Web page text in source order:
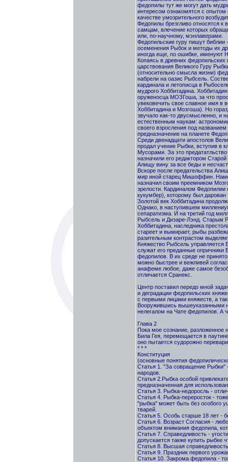
федопилы тут же могут дать
интересом ознакомятся с опытом
качестве умозрительного
Федопилы брезгливо относятся
самцам, влечение которых
или, по-научному, мэнлаверами.
Федопильские гуру пишут библии
осеменения Рыбок и методы их
иногда еще, по ошибке, именуют
Копаясь в древних федопильских
царствования Великого Гуру
(относительно смысла жизни)
набрели на оазис Рыбсель.
кардинала и летописца в
мудрого Хоббитадина.
оруженосца МОЗГоша, за что
увековечить свое славное имя в
Хоббитадина и Мозгоша). Но
звучало как-то двусмысленно, и
естественным наукам:
своего взросления под
предназначение на планете
Среди двенадцати апостолов
продал учение Рыбки, вступив в
Мусорами. За это
назначили его редактором
Алищу вину за все беды и
Вскоре после предательства
мир иной старец Мишоффин.
назначил своим преемником
зрелости. Кардиналом Федопилии
кукумбер), которому был
Золотой век Хоббитадина
Однако, в наступившем
сепаратизма. И на третий год
Рыбсель и Дизаре-Лэнд. Старым
Хоббитадина, наследника
стареет и вымирает, рыбы
разительным контрастом
Княжество Рыбсель
служат его преданные
федопилов. В их среде не
можно быстрее и вежливей
анафеме любое, даже самое
отличается Сранекс.
Центр поставил передо мной
и деградации федопильских
с первыми лицами княжеств, а
Вооружившись вышеуказанными
нелегалом на Чате федопилов. А
Глава 2
Пока мое сознание, разложенное
Била Гея, перемещается в
оно пытается судорожно
* * *
Конституция
(основные понятия
Статья 1. "За совращение Рыбки"
народов.
Статья 2.Рыбка особой
предназначенная для
Статья 3. Рыбка-недоросль -
Статья 4. Рыбка-переросток -
"рыбка" может быть без особого
тварей.
Статья 5. Особь старше 18 лет -
Статья 6. Возраст Согласия -
объектом внимания федопила,
Статья 7. Справедливость -
допускается также купить рыбке
Статья 8. Высшая
Статья 9. Праздник первого
Статья 10. Закрома федопила -